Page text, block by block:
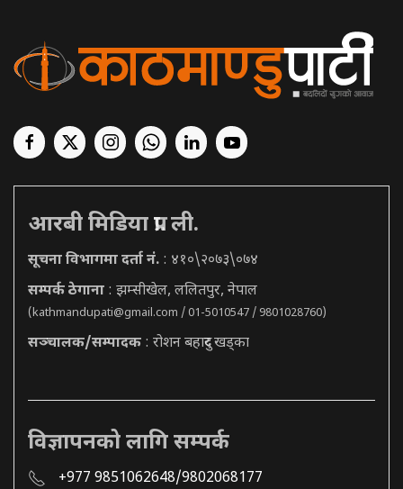
आरबी मिडिया प्रा. ली.
सूचना विभागमा दर्ता नं. : ४१०\२०७३\०७४
सम्पर्क ठेगाना : झम्सीखेल, ललितपुर, नेपाल
(kathmandupati@gmail.com / 01-5010547 / 9801028760)
सञ्चालक/सम्पादक : रोशन बहादुर खड्का
विज्ञापनको लागि सम्पर्क
+977 9851062648/9802068177